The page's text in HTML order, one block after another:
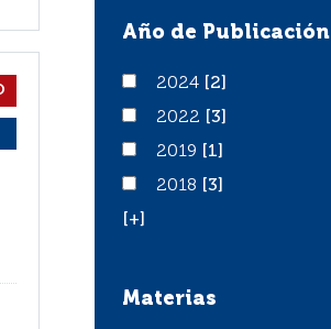
Año de Publicación
20242024
[2]
20222022
[3]
20192019
[1]
20182018
[3]
[+]
Materias